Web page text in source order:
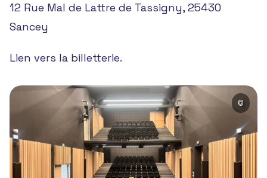
12 Rue Mal de Lattre de Tassigny, 25430
Sancey
Lien vers la billetterie.
©